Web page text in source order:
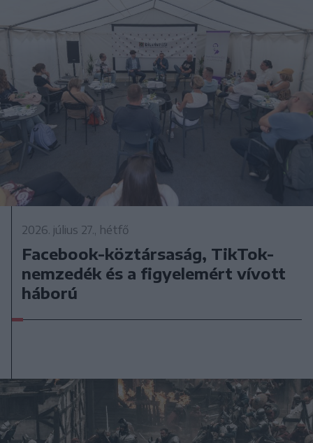
2026. július 27., hétfő
Facebook-köztársaság, TikTok-
nemzedék és a figyelemért vívott
háború